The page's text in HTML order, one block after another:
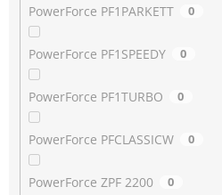
PowerForce PF1PARKETT 0
PowerForce PF1SPEEDY 0
PowerForce PF1TURBO 0
PowerForce PFCLASSICW 0
PowerForce ZPF 2200 0